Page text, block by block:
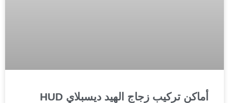
أماكن تركيب زجاج الهيد ديسبلاي HUD